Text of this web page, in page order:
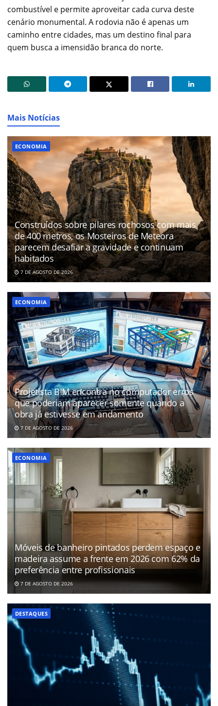
combustível e permite aproveitar cada curva deste
cenário monumental. A rodovia não é apenas um
caminho entre cidades, mas um destino final para
quem busca a imensidão branca do norte.
Mais Notícias
ECONOMIA
Construídos sobre pilares rochosos com mais
de 400 metros, os Mosteiros de Meteora
parecem desafiar a gravidade e continuam
habitados
7 DE AGOSTO DE 2026
ECONOMIA
Projetista BIM encontra no computador erros
que poderiam aparecer somente quando a
obra já estivesse em andamento
7 DE AGOSTO DE 2026
ECONOMIA
Móveis de banheiro pintados perdem espaço e
madeira assume a frente em 2026 com 62% da
preferência entre profissionais
7 DE AGOSTO DE 2026
DESTAQUES